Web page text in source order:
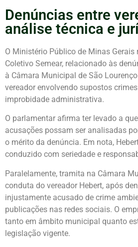
Denúncias entre
análise técnica e
O Ministério Público de Minas
Coletivo Semear, relacionado às
à Câmara Municipal de São
vereador envolvendo supostos
improbidade administrativa.
O parlamentar afirma ter levado a
acusações possam ser analisadas
o mérito da denúncia. Em nota,
conduzido com seriedade e
Paralelamente, tramita na Câmara
conduta do vereador Hebert, após
injustamente acusado de crime
publicações nas redes sociais. O
tanto em âmbito municipal quanto
legislação vigente.